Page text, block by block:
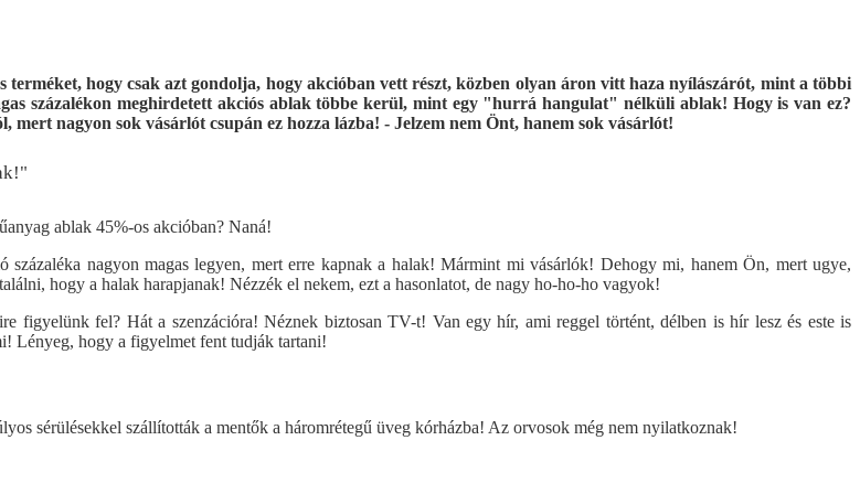
hogy csak azt gondolja, hogy akcióban vett részt, közben olyan áron vitt haza nyílászárót, mint a többi
százalékon meghirdetett akciós ablak többe kerül, mint egy "hurrá hangulat" nélküli ablak! Hogy is van ez?
nagyon sok vásárlót csupán ez hozza lázba! - Jelzem nem Önt, hanem sok vásárlót!
nagyon magas legyen, mert erre kapnak a halak! Mármint mi vásárlók! Dehogy mi, hanem Ön, mert ugye,
hogy a halak harapjanak! Nézzék el nekem, ezt a hasonlatot, de nagy ho-ho-ho vagyok!
figyelünk fel? Hát a szenzációra! Néznek biztosan TV-t! Van egy hír, ami reggel történt, délben is hír lesz és este is
Lényeg, hogy a figyelmet fent tudják tartani!
sérülésekkel szállították a mentők a háromrétegű üveg kórházba! Az orvosok még nem nyilatkoznak!